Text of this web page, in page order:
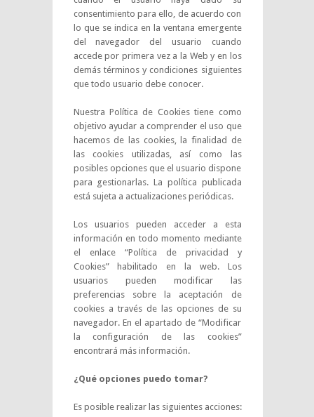
consentimiento para ello, de acuerdo con
lo que se indica en la ventana emergente
del navegador del usuario cuando
accede por primera vez a la Web y en los
demás términos y condiciones siguientes
que todo usuario debe conocer.
Nuestra Política de Cookies tiene como
objetivo ayudar a comprender el uso que
hacemos de las cookies, la finalidad de
las cookies utilizadas, así como las
posibles opciones que el usuario dispone
para gestionarlas. La política publicada
está sujeta a actualizaciones periódicas.
Los usuarios pueden acceder a esta
información en todo momento mediante
el enlace “Política de privacidad y
Cookies” habilitado en la web. Los
usuarios pueden modificar las
preferencias sobre la aceptación de
cookies a través de las opciones de su
navegador. En el apartado de “Modificar
la configuración de las cookies”
encontrará más información.
¿Qué opciones puedo tomar?
Es posible realizar las siguientes acciones: